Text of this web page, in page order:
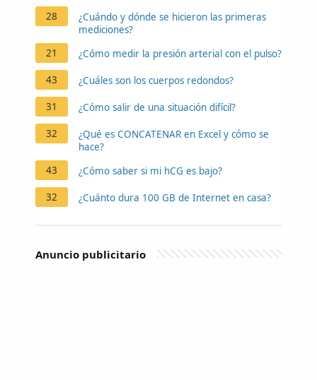
28
¿Cuándo y dónde se hicieron las primeras
mediciones?
21
¿Cómo medir la presión arterial con el pulso?
43 ¿Cuáles son los cuerpos redondos?
31 ¿Cómo salir de una situación difícil?
32
¿Qué es CONCATENAR en Excel y cómo se
hace?
43
¿Cómo saber si mi hCG es bajo?
32 ¿Cuánto dura 100 GB de Internet en casa?
Anuncio publicitario